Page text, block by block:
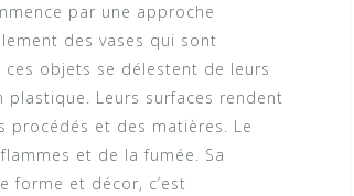
par une approche
des vases qui sont
objets se délestent de leurs
Leurs surfaces rendent
procédés et des matières. Le
et de la fumée. Sa
forme et décor, c’est